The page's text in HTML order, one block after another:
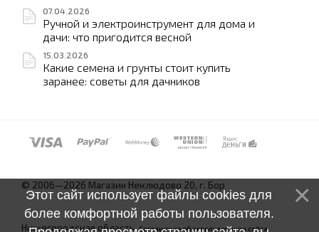
07.04.2026
Ручной и электроинструмент для дома и
дачи: что пригодится весной
15.03.2026
Какие семена и грунты стоит купить
заранее: советы для дачников
© 2006—2026 Магазин Неклюдово 20, г. Бор
Нижегородская область.Соглашение об использовании сайта
Этот сайт использует файлы cookies для
более комфортной работы пользователя.